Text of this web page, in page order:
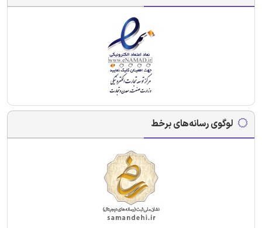
لوگوی رسانه‌های برخط